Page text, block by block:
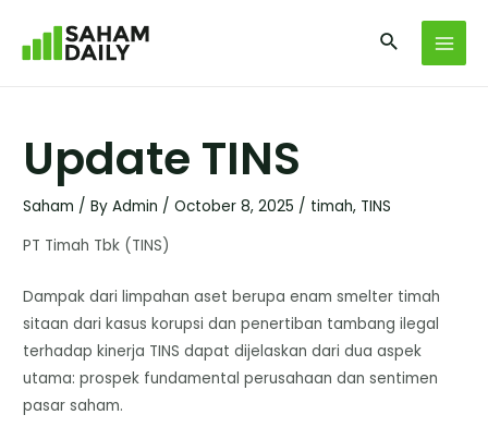
Update TINS
Saham / ByAdmin /October 8, 2025 / timah, TINS
PT Timah Tbk (TINS)
Dampak dari limpahan aset berupa enam smelter timah
sitaan dari kasus korupsi dan penertiban tambang ilegal
terhadap kinerja TINS dapat dijelaskan dari dua aspek
utama: prospek fundamental perusahaan dan sentimen
pasar saham.